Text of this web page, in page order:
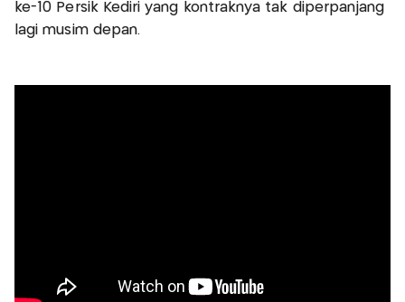
ke-10 Persik Kediri yang kontraknya tak diperpanjang
lagi musim depan.